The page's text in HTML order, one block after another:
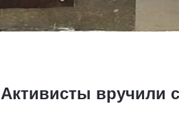
Активисты вручили